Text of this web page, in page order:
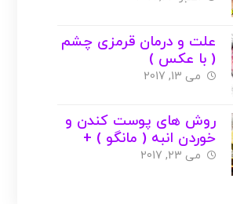
علت و درمان قرمزی چشم
( با عکس )
می 13, 2017
روش های پوست کندن و
خوردن انبه ( مانگو ) +
عکس
می 23, 2017